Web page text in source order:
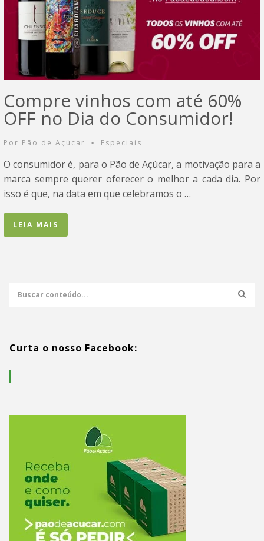
Compre vinhos com até 60%
OFF no Dia do Consumidor!
Por Pão de Açúcar • Especiais
O consumidor é, para o Pão de Açúcar, a motivação para a
marca sempre querer oferecer o melhor a cada dia. Por
isso é que, na data em que celebramos o …
LEIA MAIS
Curta o nosso Facebook: